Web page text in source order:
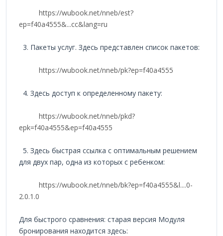
https://wubook.net/nneb/est?
ep=f40a4555&...cc&lang=ru
3. Пакеты услуг. Здесь представлен список пакетов:
https://wubook.net/nneb/pk?ep=f40a4555
4. Здесь доступ к определенному пакету:
https://wubook.net/nneb/pkd?
epk=f40a4555&ep=f40a4555
5. Здесь быстрая ссылка с оптимальным решением
для двух пар, одна из которых с ребенком:
https://wubook.net/nneb/bk?ep=f40a4555&l....0-
2.0.1.0
Для быстрого сравнения: старая версия Модуля
бронирования находится здесь: